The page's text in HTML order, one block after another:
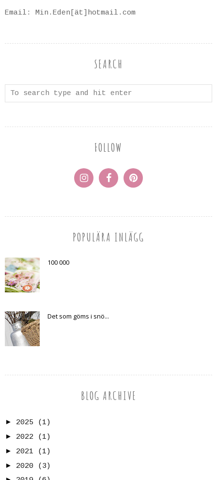
Email: Min.Eden[ät]hotmail.com
SEARCH
FOLLOW
POPULÄRA INLÄGG
100 000
Det som göms i snö...
BLOG ARCHIVE
► 2025
(1)
► 2022
(1)
► 2021
(1)
► 2020
(3)